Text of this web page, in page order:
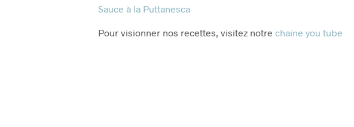
Sauce à la Puttanesca
Pour visionner nos recettes, visitez notre chaine you tube